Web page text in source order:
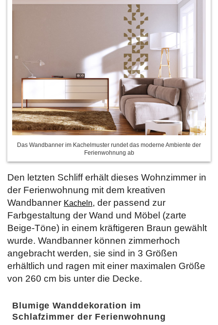
Das Wandbanner im Kachelmuster rundet das moderne Ambiente der
Ferienwohnung ab
Den letzten Schliff erhält dieses Wohnzimmer in
der Ferienwohnung mit dem kreativen
Wandbanner Kacheln, der passend zur
Farbgestaltung der Wand und Möbel (zarte
Beige-Töne) in einem kräftigeren Braun gewählt
wurde. Wandbanner können zimmerhoch
angebracht werden, sie sind in 3 Größen
erhältlich und ragen mit einer maximalen Größe
von 260 cm bis unter die Decke.
Blumige Wanddekoration im
Schlafzimmer der Ferienwohnung